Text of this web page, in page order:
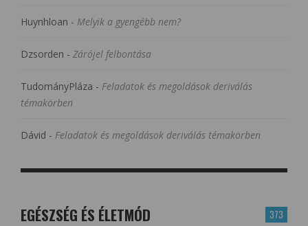
Huynhloan - Melyik a gyengébb nem?
Dzsorden - Zárójel felbontása
TudományPláza - Feladatok és megoldások deriválás
témakörben
Dávid - Feladatok és megoldások deriválás témakörben
373
EGÉSZSÉG ÉS ÉLETMÓD